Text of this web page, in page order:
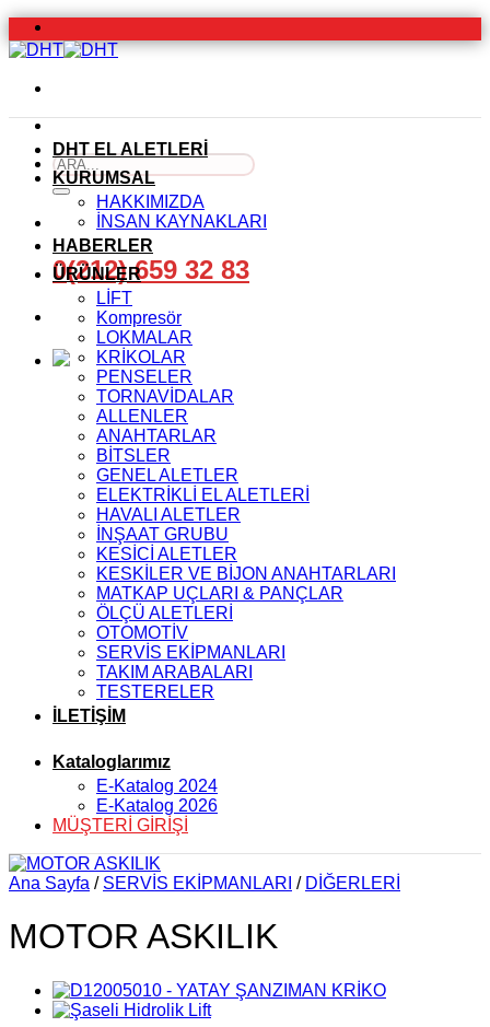
İçeriğe
atla
Ara:
0(212) 659 32 83
DHT EL ALETLERİ
KURUMSAL
HAKKIMIZDA
İNSAN KAYNAKLARI
HABERLER
ÜRÜNLER
LİFT
Kompresör
LOKMALAR
KRİKOLAR
PENSELER
TORNAVİDALAR
ALLENLER
ANAHTARLAR
BİTSLER
GENEL ALETLER
ELEKTRİKLİ EL ALETLERİ
HAVALI ALETLER
İNŞAAT GRUBU
KESİCİ ALETLER
KESKİLER VE BİJON ANAHTARLARI
MATKAP UÇLARI & PANÇLAR
ÖLÇÜ ALETLERİ
OTOMOTİV
SERVİS EKİPMANLARI
TAKIM ARABALARI
TESTERELER
İLETİŞİM
Kataloglarımız
E-Katalog 2024
E-Katalog 2026
MÜŞTERİ GİRİŞİ
Ana Sayfa / SERVİS EKİPMANLARI / DİĞERLERİ
MOTOR ASKILIK